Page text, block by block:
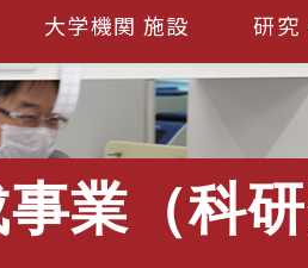
大学機関 施設 研究
事業（科